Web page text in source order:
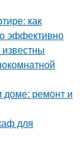
как
эффективно
доме: ремонт и
для